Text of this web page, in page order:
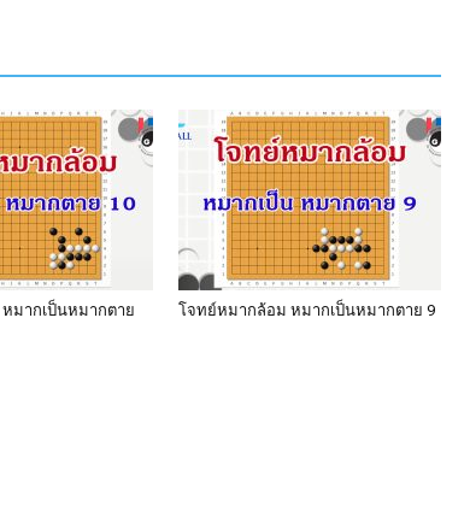
มากเป็นหมากตาย
โจทย์หมากล้อม หมากเป็นหมากตาย 9